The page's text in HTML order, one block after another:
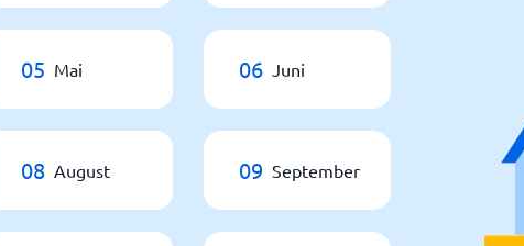
05 Mai 06 Juni
08 August 09 September